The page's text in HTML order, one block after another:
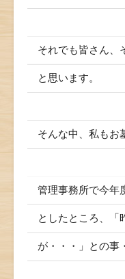
それでも皆さん、
と思います。
そんな中、私もお
管理事務所で今年
としたところ、「
が・・・」との事